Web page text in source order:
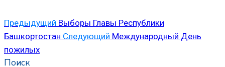
Предыдущий Выборы Главы Республики
Башкортостан Следующий Международный День
пожилых
Поиск